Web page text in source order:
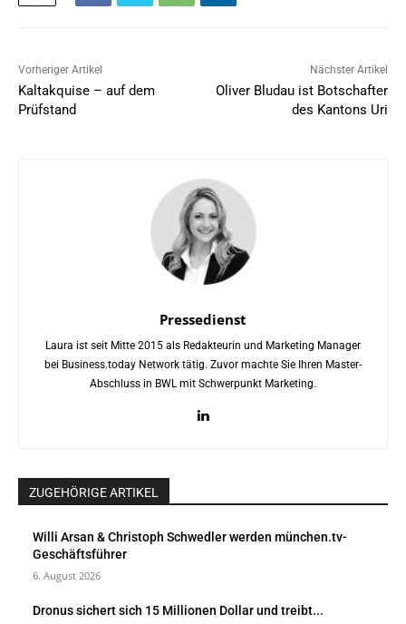
Vorheriger Artikel
Kaltakquise – auf dem
Prüfstand
Nächster Artikel
Oliver Bludau ist Botschafter
des Kantons Uri
Pressedienst
Laura ist seit Mitte 2015 als Redakteurin und Marketing Manager
bei Business.today Network tätig. Zuvor machte Sie Ihren Master-
Abschluss in BWL mit Schwerpunkt Marketing.
ZUGEHÖRIGE ARTIKEL
Willi Arsan & Christoph Schwedler werden münchen.tv-
Geschäftsführer
6. August 2026
Dronus sichert sich 15 Millionen Dollar und treibt...